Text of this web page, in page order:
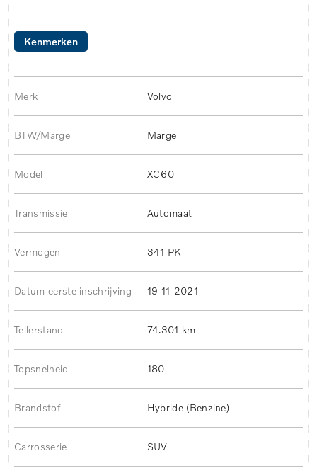
Kenmerken
Merk Volvo
BTW/Marge Marge
Model XC60
Transmissie Automaat
Vermogen 341 PK
Datum eerste inschrijving 19-11-2021
Tellerstand 74.301 km
Topsnelheid 180
Brandstof Hybride (Benzine)
Carrosserie SUV